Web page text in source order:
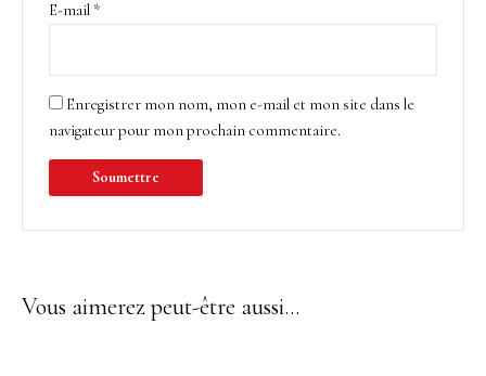
E-mail *
Enregistrer mon nom, mon e-mail et mon site dans le
navigateur pour mon prochain commentaire.
Vous aimerez peut-être aussi…